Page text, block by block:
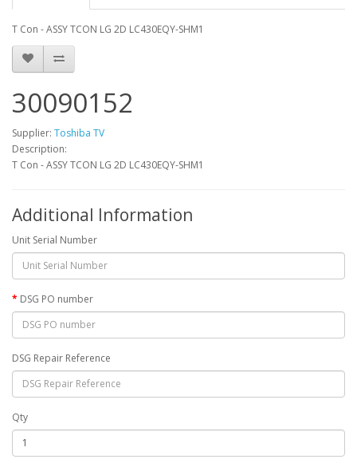
T Con - ASSY TCON LG 2D LC430EQY-SHM1
30090152
Supplier: Toshiba TV
Description:
T Con - ASSY TCON LG 2D LC430EQY-SHM1
Additional Information
Unit Serial Number
DSG PO number
DSG Repair Reference
Qty